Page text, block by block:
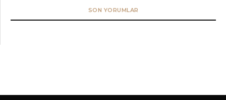
SON YORUMLAR